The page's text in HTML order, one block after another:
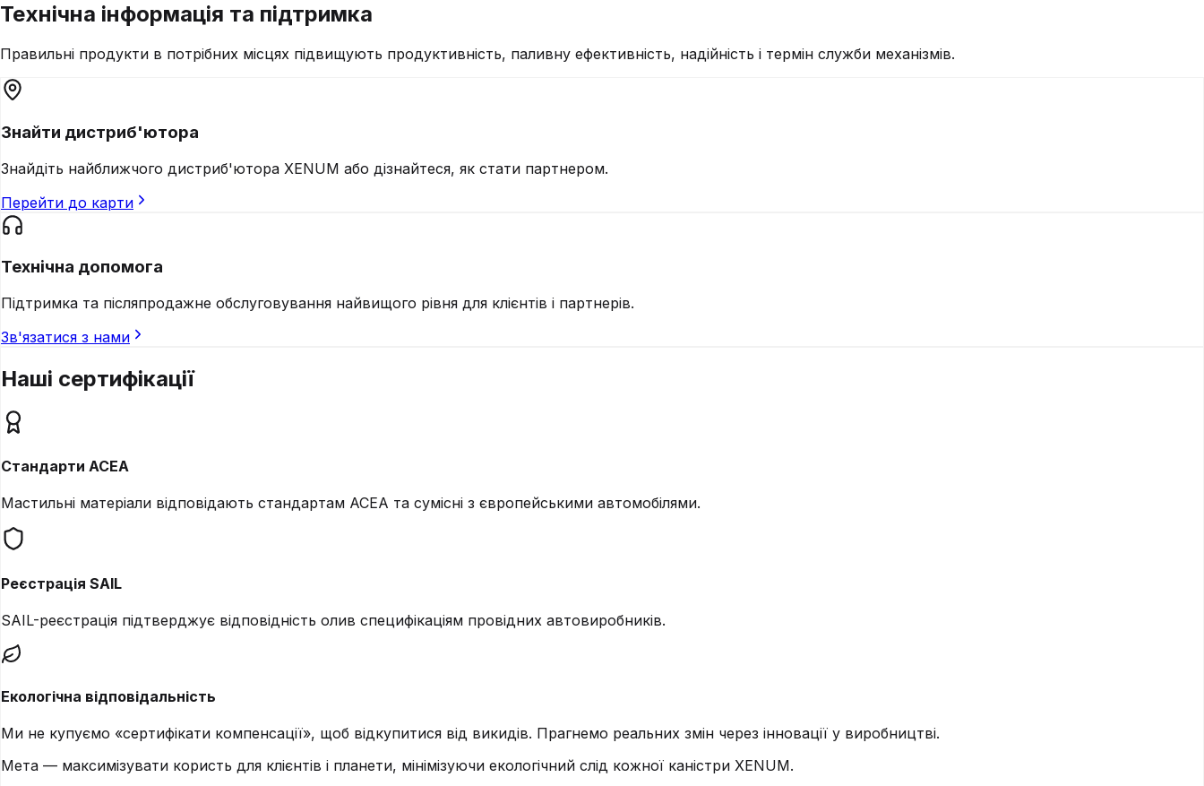
Технічна інформація та підтримка
Правильні продукти в потрібних місцях підвищують продуктивність, паливну ефективність, надійність і термін служби механізмів.
Знайти дистриб'ютора
Знайдіть найближчого дистриб'ютора XENUM або дізнайтеся, як стати партнером.
Перейти до карти
Технічна допомога
Підтримка та післяпродажне обслуговування найвищого рівня для клієнтів і партнерів.
Зв'язатися з нами
Наші сертифікації
Стандарти ACEA
Мастильні матеріали відповідають стандартам ACEA та сумісні з європейськими автомобілями.
Реєстрація SAIL
SAIL-реєстрація підтверджує відповідність олив специфікаціям провідних автовиробників.
Екологічна відповідальність
Ми не купуємо «сертифікати компенсації», щоб відкупитися від викидів. Прагнемо реальних змін через інновації у виробництві.
Мета — максимізувати користь для клієнтів і планети, мінімізуючи екологічний слід кожної каністри XENUM.